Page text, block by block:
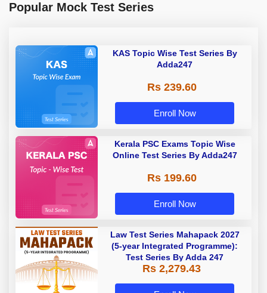
Popular Mock Test Series
KAS Topic Wise Test Series By
Adda247
Rs 239.60
Enroll Now
Kerala PSC Exams Topic Wise
Online Test Series By Adda247
Rs 199.60
Enroll Now
Law Test Series Mahapack 2027
(5-year Integrated Programme):
Test Series By Adda 247
Rs 2,279.43